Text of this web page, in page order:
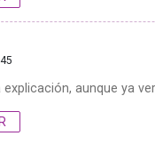
explicación, aunque ya